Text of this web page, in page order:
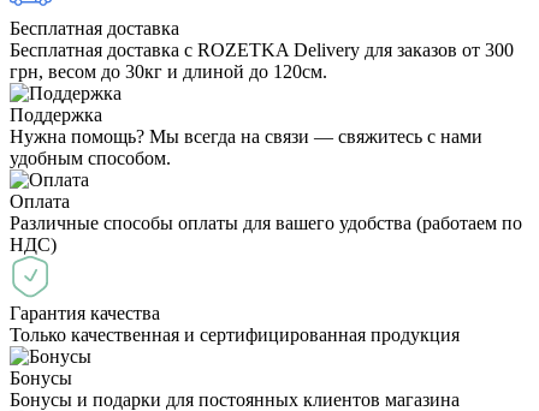
Бесплатная доставка
Бесплатная доставка с ROZETKA Delivery для заказов от 300
грн, весом до 30кг и длиной до 120см.
Поддержка
Нужна помощь? Мы всегда на связи — свяжитесь с нами
удобным способом.
Оплата
Различные способы оплаты для вашего удобства (работаем по
НДС)
Гарантия качества
Только качественная и сертифицированная продукция
Бонусы
Бонусы и подарки для постоянных клиентов магазина